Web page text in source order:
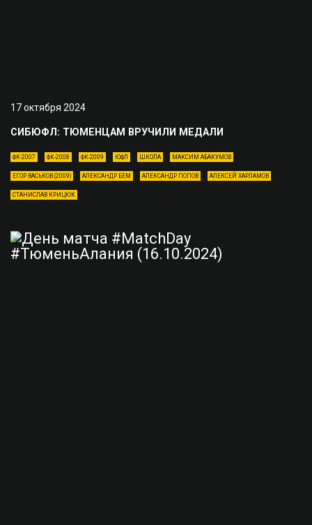
17 октября 2024
СИБЮФЛ: ТЮМЕНЦАМ ВРУЧИЛИ МЕДАЛИ
ФК-2007 ФК-2008 ФК-2009 ЮФЛ ШКОЛА МАКСИМ АБАКУМОВ
ЕГОР ВАСЬКОВ (2009) АЛЕКСАНДР БЕМ АЛЕКСАНДР ПОПОВ АЛЕКСЕЙ ХАРЛАМОВ
СТАНИСЛАВ КРИЦЮК